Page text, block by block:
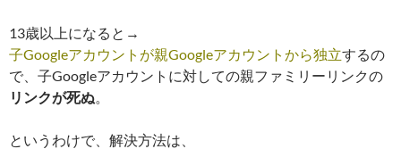
13歳以上になると→
子Googleアカウントが親Googleアカウントから独立するの
で、子Googleアカウントに対しての親ファミリーリンクの
リンクが死ぬ
というわけで、解決方法は、